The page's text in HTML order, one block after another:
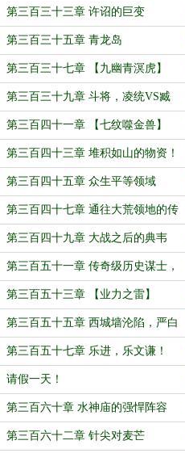
将
第三百三十三章 许诏的巨变
第三百三十五章 青龙岛
第三百三十七章 【九幽青溟虎】
第三百三十九章 斗将，凌统VS臧
霸！
第三百四十一章 【七纹噬金兽】
第三百四十三章 堆积如山的物资！
第三百四十五章 众生平等领域
第三百四十七章 通往大荒领地的传
送阵
第三百四十九章 大战之后的典韦
第三百五十一章 传奇级历史谋士，
张纮！
第三百五十三章 【业力之雷】
第三百五十五章 西城墙沦陷，严白
虎之死！
第三百五十七章 乐进，乐文谦！
请假一天！
第三百六十章 水神庙的强悍阵容
第三百六十二章 针尖对麦芒